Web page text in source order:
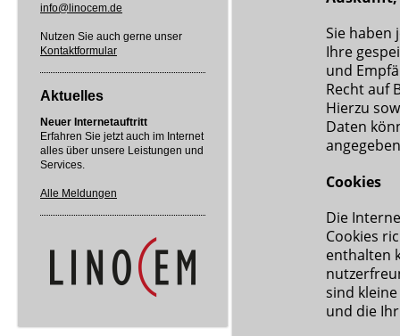
info@linocem.de
Nutzen Sie auch gerne unser
Kontaktformular
Aktuelles
Neuer Internetauftritt
Erfahren Sie jetzt auch im Internet
alles über unsere Leistungen und
Services.
Alle Meldungen
Sie haben
Ihre
und
Recht auf
Hierzu
Daten
Cookies
Die
Cookies
enthalten
sind
und die